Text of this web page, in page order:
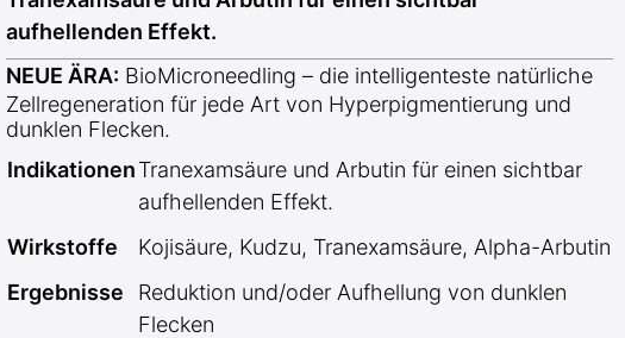
aufhellenden Effekt.
NEUE ÄRA: BioMicroneedling – die intelligenteste natürliche
Zellregeneration für jede Art von Hyperpigmentierung und
dunklen Flecken.
IndikationenTranexamsäure und Arbutin für einen sichtbar
aufhellenden Effekt.
Wirkstoffe
Kojisäure, Kudzu, Tranexamsäure, Alpha-Arbutin
Ergebnisse
Reduktion und/oder Aufhellung von dunklen
Flecken